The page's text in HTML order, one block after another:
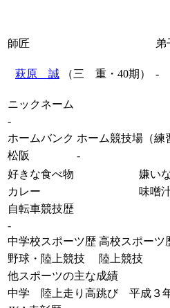
師匠 弟
萩原 誠 （三 重・40期） -
ニックネーム
-
ホームバンク ホーム競技場（練
松阪
-
好きな食べ物
嫌い
カレー
味噌
自転車競技歴
-
中学校スポーツ歴 高校スポーツ
野球・陸上競技
陸上競技
他スポーツの主な成績
中学 陸上走り高跳び 平成３